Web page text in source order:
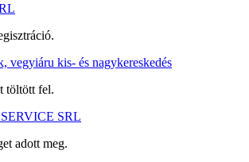
vegyiáru kis- és nagykereskedés
töltött fel.
SRL
adott meg.